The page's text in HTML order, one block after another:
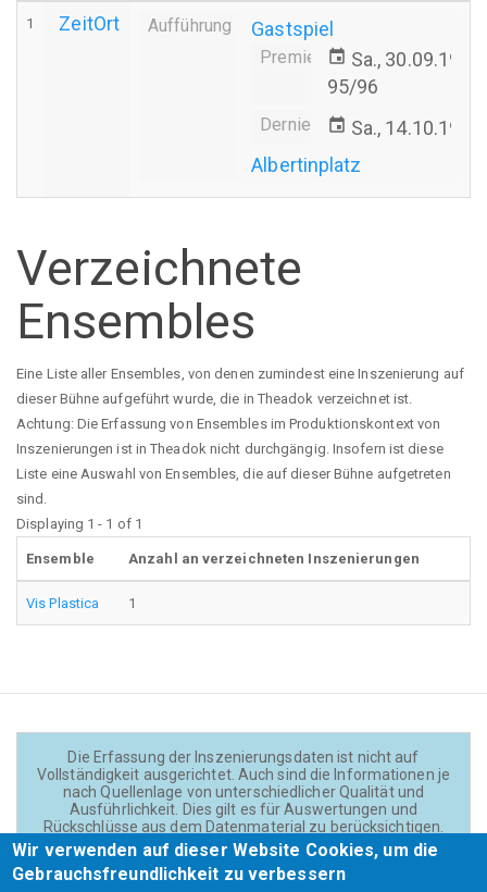
1 ZeitOrt Aufführung Gastspiel
Premiereevent Sa., 30.09.1995
95/96
Derniere event Sa., 14.10.1995
Albertinplatz
Verzeichnete
Ensembles
Eine Liste aller Ensembles, von denen zumindest eine Inszenierung auf
dieser Bühne aufgeführt wurde, die in Theadok verzeichnet ist.
Achtung: Die Erfassung von Ensembles im Produktionskontext von
Inszenierungen ist in Theadok nicht durchgängig. Insofern ist diese
Liste eine Auswahl von Ensembles, die auf dieser Bühne aufgetreten
sind.
Displaying 1 - 1 of 1
Ensemble Anzahl an verzeichneten Inszenierungen
Vis Plastica 1
Die Erfassung der Inszenierungsdaten ist nicht auf
Vollständigkeit ausgerichtet. Auch sind die Informationen je
nach Quellenlage von unterschiedlicher Qualität und
Ausführlichkeit. Dies gilt es für Auswertungen und
Rückschlüsse aus dem Datenmaterial zu berücksichtigen.
Daten und Texte auf der Website sind - wenn nicht anders
angegeben - lizensiert unterCC BY 4.0(Creator:
Theadok.at).
Wir verwenden auf dieser Website Cookies, um die
Gebrauchsfreundlichkeit zu verbessern